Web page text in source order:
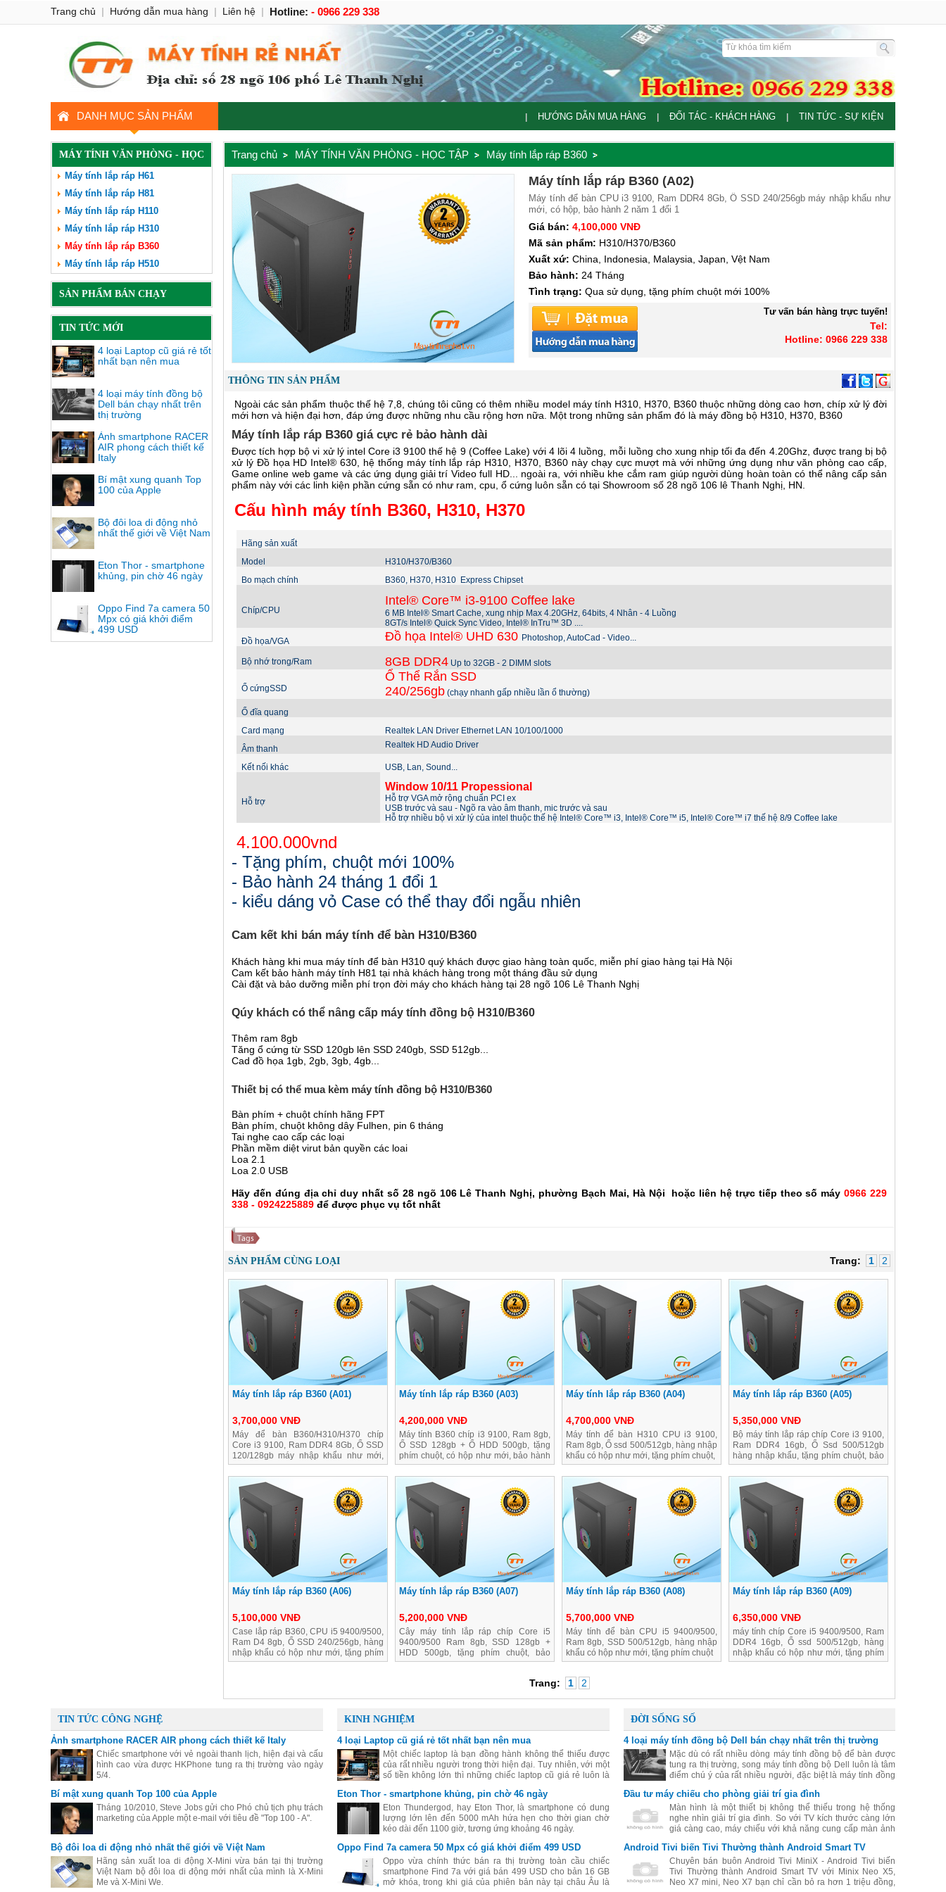
DANH MỤC SẢN PHẨM HƯỚNG DẪN MUA HÀNG ĐỐI TÁC - KHÁCH HÀNG TIN TỨC - SỰ KIỆN
MÁY TÍNH VĂN PHÒNG - HỌC
TẬP
Máy tính lắp ráp H61
Máy tính lắp ráp H81
Máy tính lắp ráp H110
Máy tính lắp ráp H310
Máy tính lắp ráp B360
Máy tính lắp ráp H510
SẢN PHẨM BÁN CHẠY
TIN TỨC MỚI
4 loại Laptop cũ giá rẻ tốt
nhất bạn nên mua
4 loại máy tính đồng bộ
Dell bán chạy nhất trên
thị trường
Ảnh smartphone RACER
AIR phong cách thiết kế
Italy
Bí mật xung quanh Top
100 của Apple
Bộ đôi loa di động nhỏ
nhất thế giới về Việt Nam
Eton Thor - smartphone
khủng, pin chờ 46 ngày
Oppo Find 7a camera 50
Mpx có giá khởi điểm
499 USD
Trang chủ MÁY TÍNH VĂN PHÒNG - HỌC TẬP Máy tính lắp ráp B360
Máy tính lắp ráp B360 (A02)
Máy tính để bàn CPU i3 9100, Ram DDR4 8Gb, Ổ SSD 240/256gb máy nhập khẩu như
mới, có hộp, bảo hành 2 năm 1 đổi 1
Giá bán: 4,100,000 VNĐ
Mã sản phẩm: H310/H370/B360
Xuất xứ: China, Indonesia, Malaysia, Japan, Vệt Nam
Bảo hành: 24 Tháng
Tình trạng: Qua sử dụng, tặng phím chuột mới 100%
Tư vấn bán hàng trực tuyến!
Tel:
Hotline: 0966 229 338
THÔNG TIN SẢN PHẨM
Ngoài các sản phẩm thuộc thế hệ 7,8, chúng tôi cũng có thêm nhiều model máy tính H310, H370, B360 thuộc những dòng cao hơn, chíp xử lý đời
mới hơn và hiện đại hơn, đáp ứng được những nhu cầu rộng hơn nữa. Một trong những sản phẩm đó là máy đồng bộ H310, H370, B360
Máy tính lắp ráp B360 giá cực rẻ bảo hành dài
Được tích hợp bộ vi xử lý intel Core i3 9100 thế hệ 9 (Coffee Lake) với 4 lõi 4 luồng, mỗi luồng cho xung nhịp tối đa đến 4.20Ghz, được trang bị bộ
xử lý Đồ họa HD Intel® 630, hệ thống máy tính lắp ráp H310, H370, B360 này chạy cực mượt mà với những ứng dụng như văn phòng cao cấp,
Game online web game và các ứng dụng giải trí Video full HD... ngoài ra, với nhiều khe cắm ram giúp người dùng hoàn toàn có thể nâng cấp sản
phẩm này với các linh kiện phần cứng sẵn có như ram, cpu, ổ cứng luôn sẵn có tại Showroom số 28 ngõ 106 lê Thanh Nghị, HN.
Cấu hình máy tính B360, H310, H370
Hãng sản xuất
Model
H310/H370/B360
Bo mạch chính
B360, H370, H310 Express Chipset
Chíp/CPU
Intel® Core™ i3-9100 Coffee lake
6 MB Intel® Smart Cache, xung nhịp Max 4.20GHz, 64bits, 4 Nhân - 4 Luồng
8GT/s Intel® Quick Sync Video, Intel® InTru™ 3D ....
Đồ họa/VGA
Đồ họa Intel® UHD 630 Photoshop, AutoCad - Video...
Bộ nhớ trong/Ram 8GB DDR4 Up to 32GB - 2 DIMM slots
Ổ cứngSSD
Ổ Thể Rắn SSD
240/256gb (chạy nhanh gấp nhiều lần ổ thường)
Ổ đĩa quang
Card mạng
Realtek LAN Driver Ethernet LAN 10/100/1000
Âm thanh
Realtek HD Audio Driver
Kết nối khác USB, Lan, Sound...
Hỗ trợ
Window 10/11 Propessional
Hỗ trợ VGA mở rộng chuẩn PCI ex
USB trước và sau - Ngõ ra vào âm thanh, mic trước và sau
Hỗ trợ nhiều bộ vi xử lý của intel thuộc thế hệ Intel® Core™ i3, Intel® Core™ i5, Intel® Core™ i7 thế hệ 8/9 Coffee lake
4.100.000vnd
- Tặng phím, chuột mới 100%
- Bảo hành 24 tháng 1 đổi 1
- kiểu dáng vỏ Case có thể thay đổi ngẫu nhiên
Cam kết khi bán máy tính để bàn H310/B360
Khách hàng khi mua máy tính để bàn H310 quý khách được giao hàng toàn quốc, miễn phí giao hàng tại Hà Nội
Cam kết bảo hành máy tính H81 tại nhà khách hàng trong một tháng đầu sử dụng
Cài đặt và bảo dưỡng miễn phí trọn đời máy cho khách hàng tại 28 ngõ 106 Lê Thanh Nghị
Qúy khách có thể nâng cấp máy tính đồng bộ H310/B360
Thêm ram 8gb
Tăng ổ cứng từ SSD 120gb lên SSD 240gb, SSD 512gb...
Cad đồ họa 1gb, 2gb, 3gb, 4gb...
Thiết bị có thể mua kèm máy tính đồng bộ H310/B360
Bàn phím + chuột chính hãng FPT
Bàn phím, chuột không dây Fulhen, pin 6 tháng
Tai nghe cao cấp các loại
Phần mềm diệt virut bản quyền các loai
Loa 2.1
Loa 2.0 USB
Hãy đến đúng địa chỉ duy nhất số 28 ngõ 106 Lê Thanh Nghị, phường Bạch Mai, Hà Nội hoặc liên hệ trực tiếp theo số máy0966 229
338 - 0924225889 để được phục vụ tốt nhất
Trang: 1 2
SẢN PHẨM CÙNG LOẠI
Máy tính lắp ráp B360 (A01)
3,700,000 VNĐ
Máy để bàn B360/H310/H370 chíp
Core i3 9100, Ram DDR4 8Gb, Ổ SSD
120/128gb máy nhập khẩu như mới,
bảo hành 2 năm
Máy tính lắp ráp B360 (A03)
4,200,000 VNĐ
Máy tính B360 chíp i3 9100, Ram 8gb,
Ổ SSD 128gb + Ổ HDD 500gb, tặng
phím chuột, có hộp như mới, bảo hành
2 năm
Máy tính lắp ráp B360 (A04)
4,700,000 VNĐ
Máy tính để bàn H310 CPU i3 9100,
Ram 8gb, Ổ ssd 500/512gb, hàng nhập
khẩu có hộp như mới, tặng phím chuột,
Máy tính lắp ráp B360 (A05)
5,350,000 VNĐ
Bộ máy tính lắp ráp chíp Core i3 9100,
Ram DDR4 16gb, Ổ Ssd 500/512gb
hàng nhập khẩu, tặng phím chuột, bảo
hành 1 dổi 1
Máy tính lắp ráp B360 (A06)
5,100,000 VNĐ
Case lắp ráp B360, CPU i5 9400/9500,
Ram D4 8gb, Ổ SSD 240/256gb, hàng
nhập khẩu có hộp như mới, tặng phím
chuột
Máy tính lắp ráp B360 (A07)
5,200,000 VNĐ
Cây máy tính lắp ráp chíp Core i5
9400/9500 Ram 8gb, SSD 128gb +
HDD 500gb, tặng phím chuột, bảo
hành 2 năm
Máy tính lắp ráp B360 (A08)
5,700,000 VNĐ
Máy tính để bàn CPU i5 9400/9500,
Ram 8gb, SSD 500/512gb, hàng nhập
khẩu có hộp như mới, tặng phím chuột
Máy tính lắp ráp B360 (A09)
6,350,000 VNĐ
máy tính chíp Core i5 9400/9500, Ram
DDR4 16gb, Ổ ssd 500/512gb, hàng
nhập khẩu có hộp như mới, tặng phím
chuột
Trang: 1 2
TIN TỨC CÔNG NGHỆ
Ảnh smartphone RACER AIR phong cách thiết kế Italy
Chiếc smartphone với vẻ ngoài thanh lịch, hiện đại và cấu
hình cao vừa được HKPhone tung ra thị trường vào ngày
5/4.
Bí mật xung quanh Top 100 của Apple
Tháng 10/2010, Steve Jobs gửi cho Phó chủ tịch phụ trách
marketing của Apple một e-mail với tiêu đề "Top 100 - A".
Bộ đôi loa di động nhỏ nhất thế giới về Việt Nam
Hãng sản xuất loa di động X-Mini vừa bán tại thị trường
Việt Nam bộ đôi loa di động mới nhất của mình là X-Mini
Me và X-Mini We.
KINH NGHIỆM
4 loại Laptop cũ giá rẻ tốt nhất bạn nên mua
Một chiếc laptop là bạn đồng hành không thể thiếu được
của rất nhiều người trong thời hiện đại. Tuy nhiên, với một
số tiền không lớn thì những chiếc laptop cũ giá rẻ luôn là
Eton Thor - smartphone khủng, pin chờ 46 ngày
Eton Thundergod, hay Eton Thor, là smartphone có dung
lượng lớn lên đến 5000 mAh hứa hẹn cho thời gian chờ
kéo dài đến 1100 giờ, tương ứng khoảng 46 ngày.
Oppo Find 7a camera 50 Mpx có giá khởi điểm 499 USD
Oppo vừa chính thức bán ra thị trường toàn cầu chiếc
smartphone Find 7a với giá bán 499 USD cho bản 16 GB
mở khóa, trong khi giá của phiên bản này tại châu Âu là
ĐỜI SỐNG SỐ
4 loại máy tính đồng bộ Dell bán chạy nhất trên thị trường
Mặc dù có rất nhiều dòng máy tính đồng bộ để bàn được
tung ra thị trường, song máy tính đồng bộ Dell luôn là tâm
điểm chú ý của rất nhiều người, đặc biệt là máy tính đồng
một số máy đồng bộ Dell được yêu thích nhất hiện nay.
Đầu tư máy chiếu cho phòng giải trí gia đình
Màn hình là một thiết bị không thể thiếu trong hệ thống
nghe nhìn giải trí gia đình. So với TV kích thước càng lớn
giá càng cao, máy chiếu với khả năng cung cấp màn ảnh
Android Tivi biến Tivi Thường thành Android Smart TV
Chuyên bán buôn Android Tivi MiniX - Android Tivi biến
Tivi Thường thành Android Smart TV với Minix Neo X5,
Neo X7 mini, Neo X7 bạn chỉ cần bỏ ra hơn 1 triệu đồng,
Trang chủ | Hướng dẫn mua hàng | Liên hệ | Hotline: - 0966 229 338